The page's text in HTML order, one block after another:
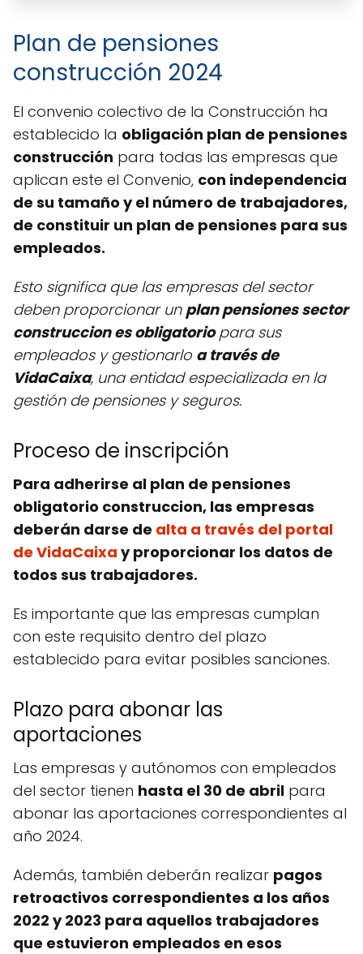
Plan de pensiones
construcción 2024
El convenio colectivo de la Construcción ha
establecido la obligación plan de pensiones
construcción para todas las empresas que
aplican este el Convenio, con independencia
de su tamaño y el número de trabajadores,
de constituir un plan de pensiones para sus
empleados.
Esto significa que las empresas del sector
deben proporcionar un plan pensiones sector
construccion es obligatoriopara sus
empleados y gestionarlo a través de
VidaCaixa, una entidad especializada en la
gestión de pensiones y seguros.
Proceso de inscripción
Para adherirse al plan de pensiones
obligatorio construccion, las empresas
deberán darse de alta a través del portal
de VidaCaixa y proporcionar los datos de
todos sus trabajadores.
Es importante que las empresas cumplan
con este requisito dentro del plazo
establecido para evitar posibles sanciones.
Plazo para abonar las
aportaciones
Las empresas y autónomos con empleados
del sector tienen hasta el 30 de abril para
abonar las aportaciones correspondientes al
año 2024.
Además, también deberán realizar pagos
retroactivos correspondientes a los años
2022 y 2023 para aquellos trabajadores
que estuvieron empleados en esos